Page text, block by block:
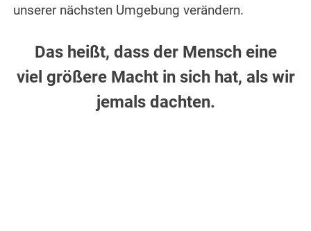
unserer nächsten Umgebung verändern.
Das heißt, dass der Mensch eine
viel größere Macht in sich hat, als wir
jemals dachten.